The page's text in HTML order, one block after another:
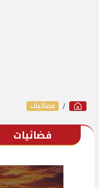
فضائيات
فضائيات